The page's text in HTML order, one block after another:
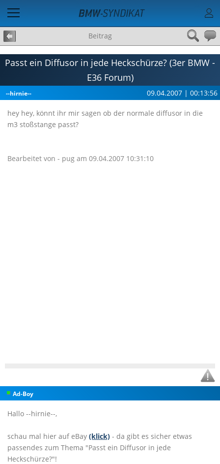
Beitrag
Passt ein Diffusor in jede Heckschürze? (3er BMW -
E36 Forum)
--hirnie-- 09.04.2007 | 00:13:56
hey hey, könnt ihr mir sagen ob der normale diffusor in die
m3 stoßstange passt?
Bearbeitet von - pug am 09.04.2007 10:31:10
Ad-Boy
Hallo --hirnie--,
schau mal hier auf eBay (klick) - da gibt es sicher etwas
passendes zum Thema "Passt ein Diffusor in jede
Heckschürze?"!